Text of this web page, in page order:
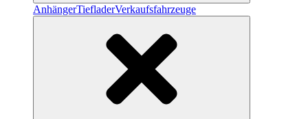
AnhängerTiefladerVerkaufsfahrzeuge